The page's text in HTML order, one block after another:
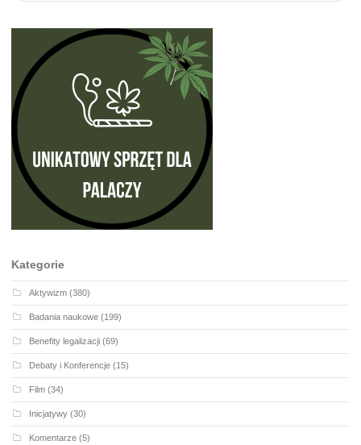
Kategorie
Aktywizm (380)
Badania naukowe (199)
Benefity legalizacji (69)
Debaty i Konferencje (15)
Film (34)
Inicjatywy (30)
Komentarze (5)